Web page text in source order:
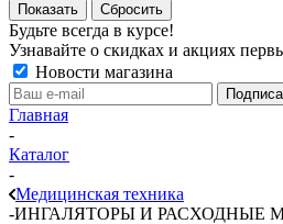
Показать Сбросить
Будьте всегда в курсе!
Узнавайте о скидках и акциях
Новости магазина
Главная
-
Каталог
-
Медицинская техника
-ИНГАЛЯТОРЫ И РАСХОДНЫЕ